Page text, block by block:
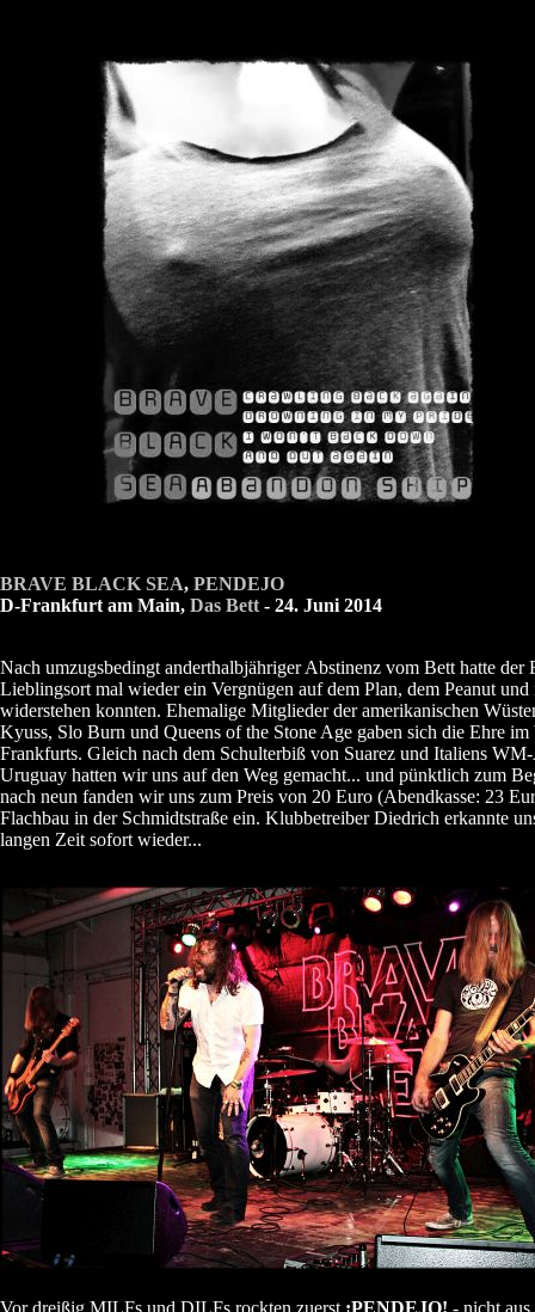
BRAVE BLACK SEA, PENDEJO
D-Frankfurt am Main, Das Bett - 24. Juni 2014
Nach umzugsbedingt anderthalbjähriger Abstinenz vom Bett hatte der
Lieblingsort mal wieder ein Vergnügen auf dem Plan, dem Peanut
widerstehen konnten. Ehemalige Mitglieder der amerikanischen
Kyuss, Slo Burn und Queens of the Stone Age gaben sich die Ehre im
Frankfurts. Gleich nach dem Schulterbiß von Suarez und Italiens
Uruguay hatten wir uns auf den Weg gemacht... und pünktlich zum
nach neun fanden wir uns zum Preis von 20 Euro (Abendkasse: 23
Flachbau in der Schmidtstraße ein. Klubbetreiber Diedrich erkannte
langen Zeit sofort wieder...
Vor dreißig MILFs und DILFs rockten zuerst ¡PENDEJO! - nicht aus